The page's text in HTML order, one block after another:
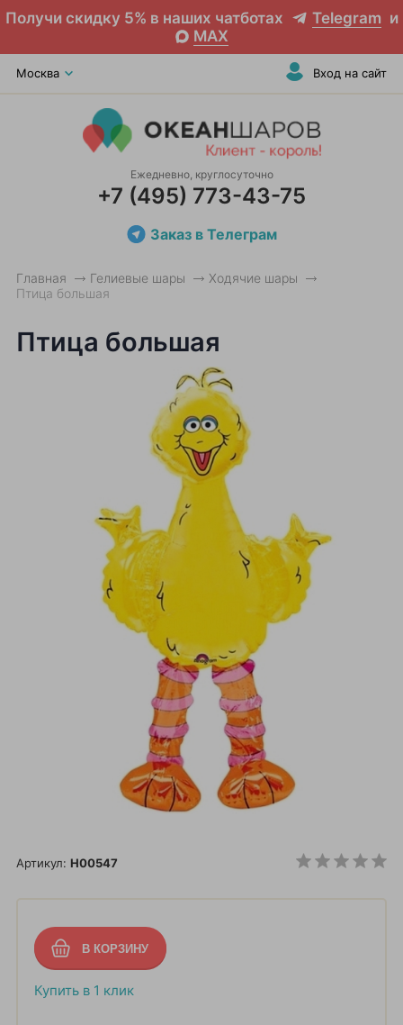
Получи скидку 5% в наших чатботах Telegram и
MAX
Москва Вход на сайт
Ежедневно, круглосуточно
+7 (495) 773-43-75
Заказ в Телеграм
Главная Гелиевые шары
Ходячие шары
Птица большая
Птица большая
Артикул: H00547
Купить в 1 клик